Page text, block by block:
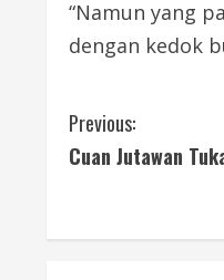
“Namun yang
dengan kedok
C
o
Previous:
Cuan Jutawan